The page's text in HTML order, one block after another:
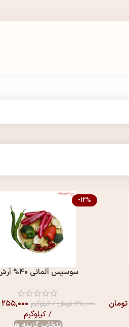
تومان
-12%
سوسيس آلمانی 40% آرش
۲۹۰,۰۰۰تومان/ کیلوگرم ۲۵۵,۰۰۰
/ کیلوگرم